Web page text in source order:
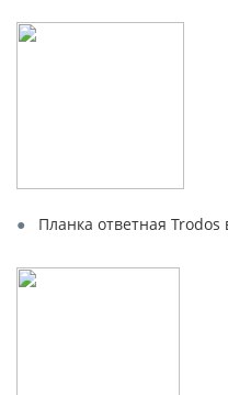
Планка ответная Trodos